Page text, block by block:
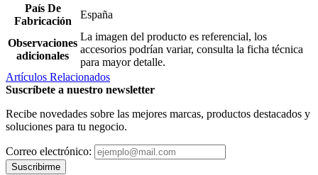
País De
Fabricación
España
Observaciones
adicionales
La imagen del producto es referencial, los
accesorios podrían variar, consulta la ficha técnica
para mayor detalle.
Artículos Relacionados
Suscríbete a nuestro newsletter
Recibe novedades sobre las mejores marcas, productos destacados y
soluciones para tu negocio.
Correo electrónico:
Suscribirme